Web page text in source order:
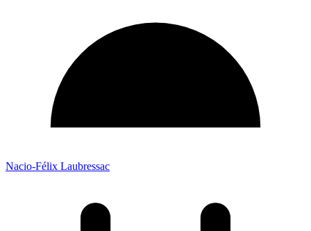
Nacio-Félix Laubressac